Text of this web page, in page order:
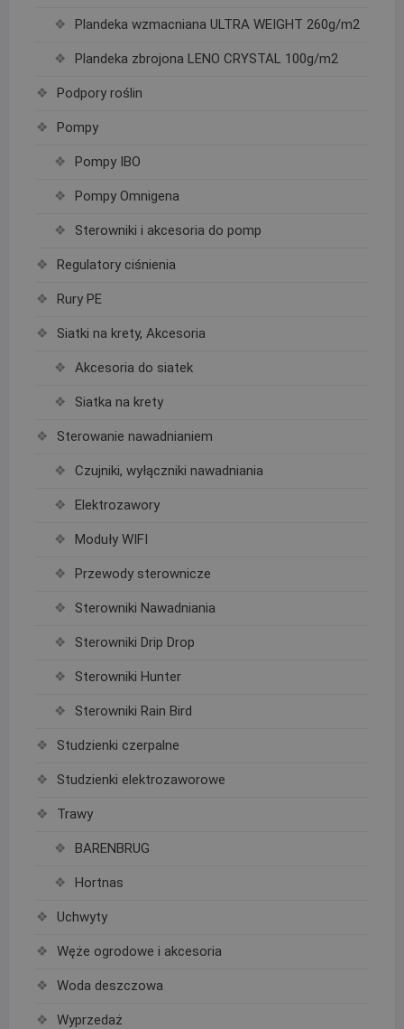
Plandeka wzmacniana ULTRA WEIGHT 260g/m2
Plandeka zbrojona LENO CRYSTAL 100g/m2
Podpory roślin
Pompy
Pompy IBO
Pompy Omnigena
Sterowniki i akcesoria do pomp
Regulatory ciśnienia
Rury PE
Siatki na krety, Akcesoria
Akcesoria do siatek
Siatka na krety
Sterowanie nawadnianiem
Czujniki, wyłączniki nawadniania
Elektrozawory
Moduły WIFI
Przewody sterownicze
Sterowniki Nawadniania
Sterowniki Drip Drop
Sterowniki Hunter
Sterowniki Rain Bird
Studzienki czerpalne
Studzienki elektrozaworowe
Trawy
BARENBRUG
Hortnas
Uchwyty
Węże ogrodowe i akcesoria
Woda deszczowa
Wyprzedaż